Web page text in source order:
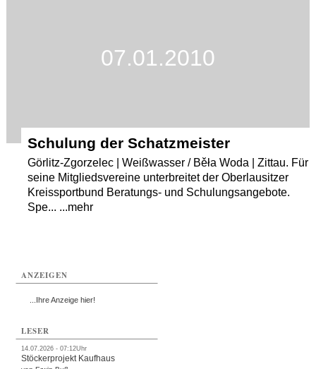
07.01.2010
Schulung der Schatzmeister
Görlitz-Zgorzelec | Weißwasser / Běła Woda | Zittau. Für
seine Mitgliedsvereine unterbreitet der Oberlausitzer
Kreissportbund Beratungs- und Schulungsangebote.
Spe... ...mehr
ANZEIGEN
...Ihre Anzeige hier!
LESER
14.07.2026 - 07:12Uhr
Stöckerprojekt Kaufhaus